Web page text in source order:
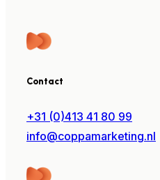
Contact
+31 (0)413 41 80 99
info@coppamarketing.nl